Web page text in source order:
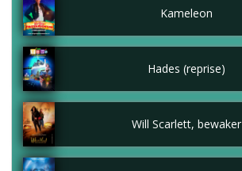
Kameleon
Hades (reprise)
Will Scarlett, bewaker